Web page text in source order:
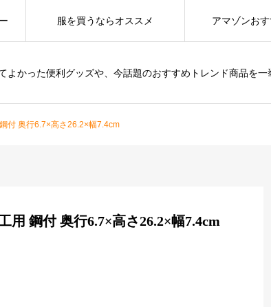
よかった便利グッズや、今話題のおすすめトレンド商品を一
服を買うならオススメ アマゾンお
付 奥行6.7×高さ26.2×幅7.4cm
用 鋼付 奥行6.7×高さ26.2×幅7.4cm